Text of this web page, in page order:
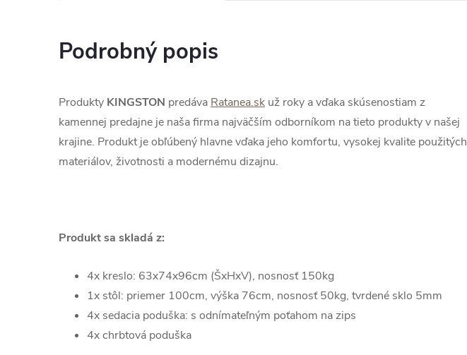
Podrobný popis
Produkty KINGSTON predáva Ratanea.sk už roky a vďaka skúsenostiam z
kamennej predajne je naša firma najväčším odborníkom na tieto produkty v našej
krajine. Produkt je obľúbený hlavne vďaka jeho komfortu, vysokej kvalite použitých
materiálov, životnosti a modernému dizajnu.
Produkt sa skladá z:
4x kreslo: 63x74x96cm (ŠxHxV), nosnosť 150kg
1x stôl: priemer 100cm, výška 76cm, nosnosť 50kg, tvrdené sklo 5mm
4x sedacia poduška: s odnímateľným poťahom na zips
4x chrbtová poduška